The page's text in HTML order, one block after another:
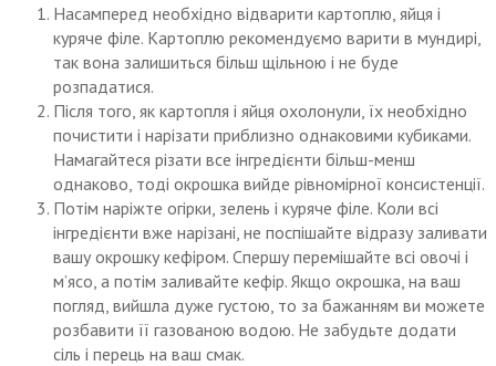
Насамперед необхідно відварити картоплю, яйця і
куряче філе. Картоплю рекомендуємо варити в мундирі,
так вона залишиться більш щільною і не буде
розпадатися.
Після того, як картопля і яйця охолонули, їх необхідно
почистити і нарізати приблизно однаковими кубиками.
Намагайтеся різати все інгредієнти більш-менш
однаково, тоді окрошка вийде рівномірної консистенції.
Потім наріжте огірки, зелень і куряче філе. Коли всі
інгредієнти вже нарізані, не поспішайте відразу заливати
вашу окрошку кефіром. Спершу перемішайте всі овочі і
м’ясо, а потім заливайте кефір. Якщо окрошка, на ваш
погляд, вийшла дуже густою, то за бажанням ви можете
розбавити її газованою водою. Не забудьте додати
сіль і перець на ваш смак.